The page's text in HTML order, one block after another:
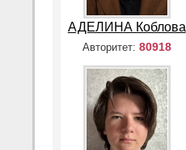
АДЕЛИНА Коблова
Авторитет: 80918